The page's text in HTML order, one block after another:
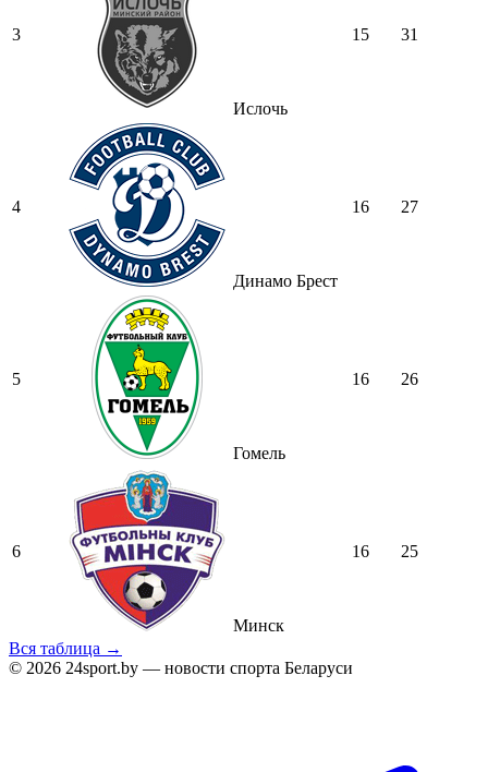
3
Ислочь
15 31
4
Динамо Брест
16 27
5
Гомель
16 26
6
Минск
16 25
Вся таблица →
© 2026 24sport.by — новости спорта Беларуси